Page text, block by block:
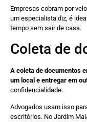
Empresas cobram por
um especialista diz, é
tempo sem sair de casa.
Coleta de
A coleta de documentos
um local e entregar em
confidencialidade.
Advogados usam isso
escritórios. No Jardim